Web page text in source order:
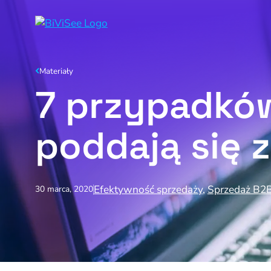
Materiały
7
poddają się
30 marca, 2020Efektywność sprzedaży,Sprzedaż